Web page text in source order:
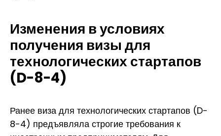
Изменения в условиях
получения визы для
технологических стартапов
(D-8-4)
Ранее виза для технологических стартапов (D-
8-4) предъявляла строгие требования к